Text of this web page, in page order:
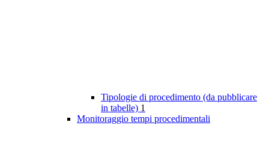
Tipologie di procedimento (da pubblicare
in tabelle) 1
Monitoraggio tempi procedimentali